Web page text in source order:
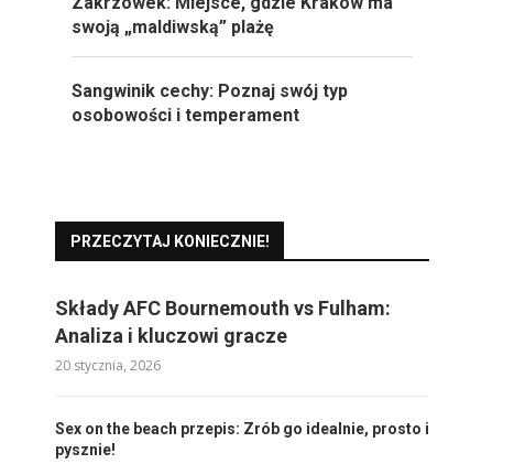
swoją „maldiwską” plażę
Sangwinik cechy: Poznaj swój typ
osobowości i temperament
PRZECZYTAJ KONIECZNIE!
Składy AFC Bournemouth vs Fulham:
Analiza i kluczowi gracze
20 stycznia, 2026
Sex on the beach przepis: Zrób go idealnie, prosto i
pysznie!